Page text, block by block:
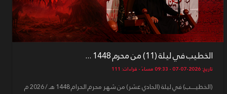
الخطيب في ليلة (11) من محرم 1448 ...
تاريخ: 2026-07-07 - 09:33 مساءً - قراءات: 111
(الخطيـــــب) في ليلة (الحادي عشر) من شهر محرم الحرام 1448 هـ / 2026 م